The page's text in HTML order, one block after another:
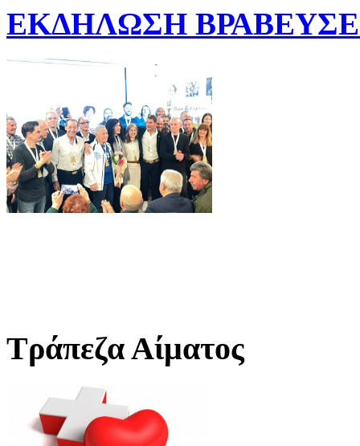
ΕΚΔΗΛΩΣΗ
Τράπεζα Αίματος